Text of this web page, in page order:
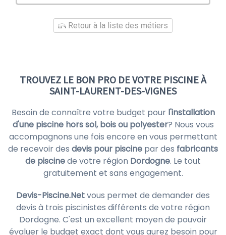
Retour à la liste des métiers
TROUVEZ LE BON PRO DE VOTRE PISCINE À
SAINT-LAURENT-DES-VIGNES
Besoin de connaître votre budget pour l'installation
d'une piscine hors sol, bois ou polyester? Nous vous
accompagnons une fois encore en vous permettant
de recevoir des devis pour piscine par des fabricants
de piscinede votre région Dordogne. Le tout
gratuitement et sans engagement.
Devis-Piscine.Netvous permet de demander des
devis à trois piscinistes différents de votre région
Dordogne. C'est un excellent moyen de pouvoir
évaluer le budget exact dont vous aurez besoin pour